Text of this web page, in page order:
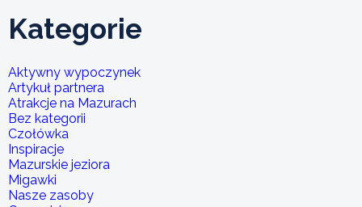
Kategorie
Aktywny wypoczynek
Artykuł partnera
Atrakcje na Mazurach
Bez kategorii
Czołówka
Inspiracje
Mazurskie jeziora
Migawki
Nasze zasoby